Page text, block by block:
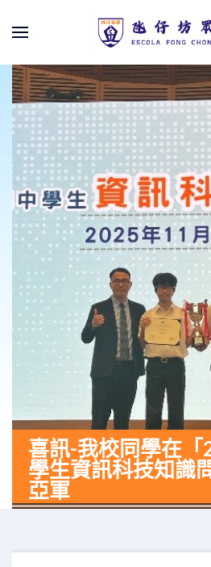
喜訊-我校同學在「
學生資訊科技知識
亞軍